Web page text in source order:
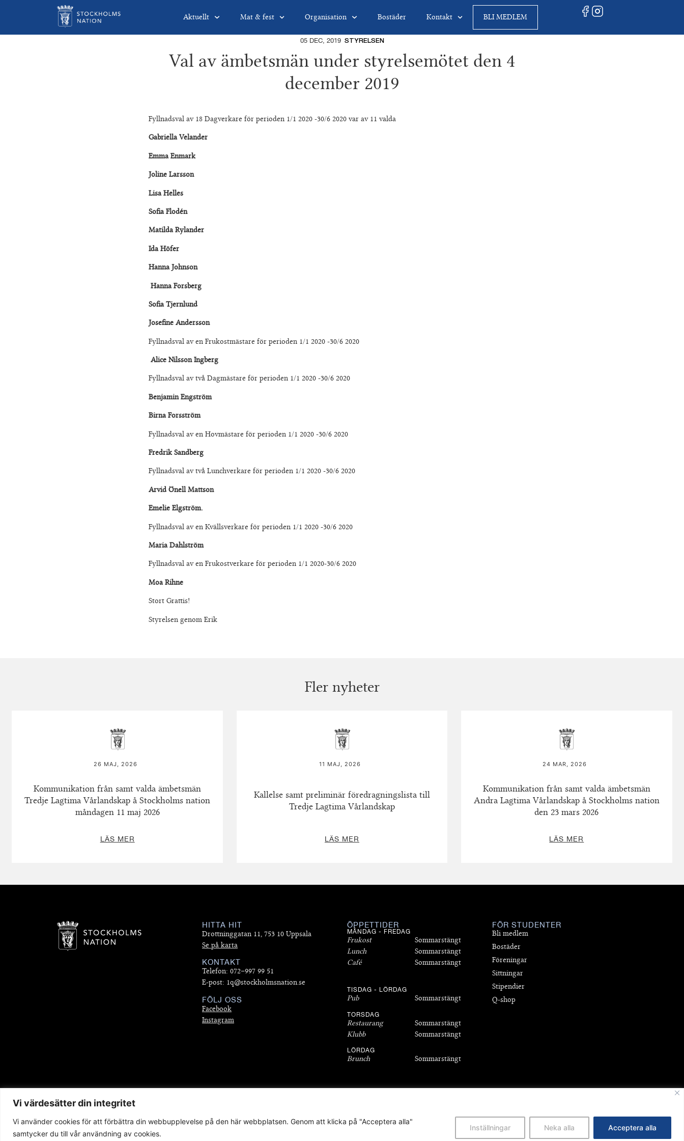
Vi värdesätter din integritet
Vi använder cookies för att förbättra din webbupplevelse på den här webbplatsen. Genom att klicka på "Acceptera alla"
samtycker du till vår användning av cookies.
Inställningar Neka alla Acceptera alla
Aktuellt Mat & fest Organisation Bostäder Kontakt BLI MEDLEM
05 DEC, 2019 STYRELSEN
Val av ämbetsmän under styrelsemötet den 4
december 2019
Fyllnadsval av 18 Dagverkare för perioden 1/1 2020 -30/6 2020 var av 11 valda
Gabriella Velander
Emma Enmark
Joline Larsson
Lisa Helles
Sofia Flodén
Matilda Rylander
Ida Höfer
Hanna Johnson
Hanna Forsberg
Sofia Tjernlund
Josefine Andersson
Fyllnadsval av en Frukostmästare för perioden 1/1 2020 -30/6 2020
Alice Nilsson Ingberg
Fyllnadsval av två Dagmästare för perioden 1/1 2020 -30/6 2020
Benjamin Engström
Birna Forsström
Fyllnadsval av en Hovmästare för perioden 1/1 2020 -30/6 2020
Fredrik Sandberg
Fyllnadsval av två Lunchverkare för perioden 1/1 2020 -30/6 2020
Arvid Önell Mattson
Emelie Elgström.
Fyllnadsval av en Kvällsverkare för perioden 1/1 2020 -30/6 2020
Maria Dahlström
Fyllnadsval av en Frukostverkare för perioden 1/1 2020-30/6 2020
Moa Rihne
Stort Grattis!
Styrelsen genom Erik
Fler nyheter
26 MAJ, 2026
Kommunikation från samt valda ämbetsmän
Tredje Lagtima Vårlandskap å Stockholms nation
måndagen 11 maj 2026
LÄS MER
11 MAJ, 2026
Kallelse samt preliminär föredragningslista till
Tredje Lagtima Vårlandskap
LÄS MER
24 MAR, 2026
Kommunikation från samt valda ämbetsmän
Andra Lagtima Vårlandskap å Stockholms nation
den 23 mars 2026
LÄS MER
HITTA HIT
Drottninggatan 11, 753 10 Uppsala
Se på karta
KONTAKT
Telefon: 072–997 99 51
E-post: 1q@stockholmsnation.se
FÖLJ OSS
Facebook
Instagram
ÖPPETTIDER
MÅNDAG - FREDAG
Frukost
Lunch
Café
Sommarstängt
Sommarstängt
Sommarstängt
TISDAG - LÖRDAG
Pub Sommarstängt
TORSDAG
Restaurang
Klubb
Sommarstängt
Sommarstängt
LÖRDAG
Brunch Sommarstängt
FÖR STUDENTER
Bli medlem
Bostäder
Föreningar
Sittningar
Stipendier
Q-shop
Copyright 2025 © Stockholms Nation. Webb avDreamify. Primus Inter Pares